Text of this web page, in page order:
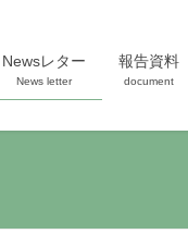
Newsレター
News letter
報告資料
document